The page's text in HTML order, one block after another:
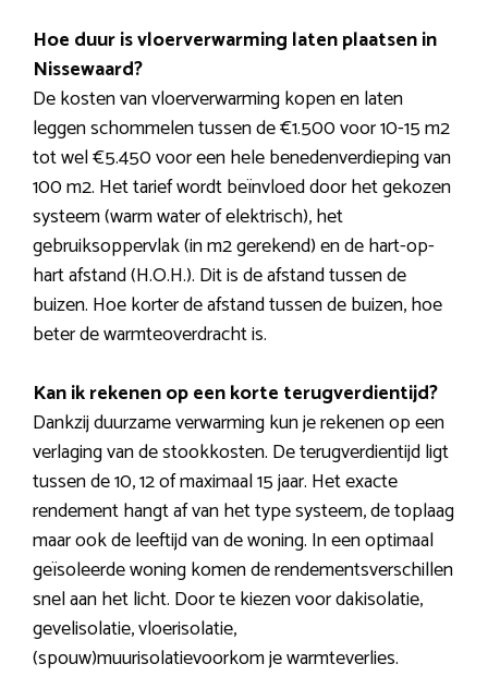
Hoe duur is vloerverwarming laten plaatsen in
Nissewaard?
De kosten van vloerverwarming kopen en laten
leggen schommelen tussen de €1.500 voor 10-15 m2
tot wel €5.450 voor een hele benedenverdieping van
100 m2. Het tarief wordt beïnvloed door het gekozen
systeem (warm water of elektrisch), het
gebruiksoppervlak (in m2 gerekend) en de hart-op-
hart afstand (H.O.H.). Dit is de afstand tussen de
buizen. Hoe korter de afstand tussen de buizen, hoe
beter de warmteoverdracht is.
Kan ik rekenen op een korte terugverdientijd?
Dankzij duurzame verwarming kun je rekenen op een
verlaging van de stookkosten. De terugverdientijd ligt
tussen de 10, 12 of maximaal 15 jaar. Het exacte
rendement hangt af van het type systeem, de toplaag
maar ook de leeftijd van de woning. In een optimaal
geïsoleerde woning komen de rendementsverschillen
snel aan het licht. Door te kiezen voor dakisolatie,
gevelisolatie, vloerisolatie,
(spouw)muurisolatievoorkom je warmteverlies.